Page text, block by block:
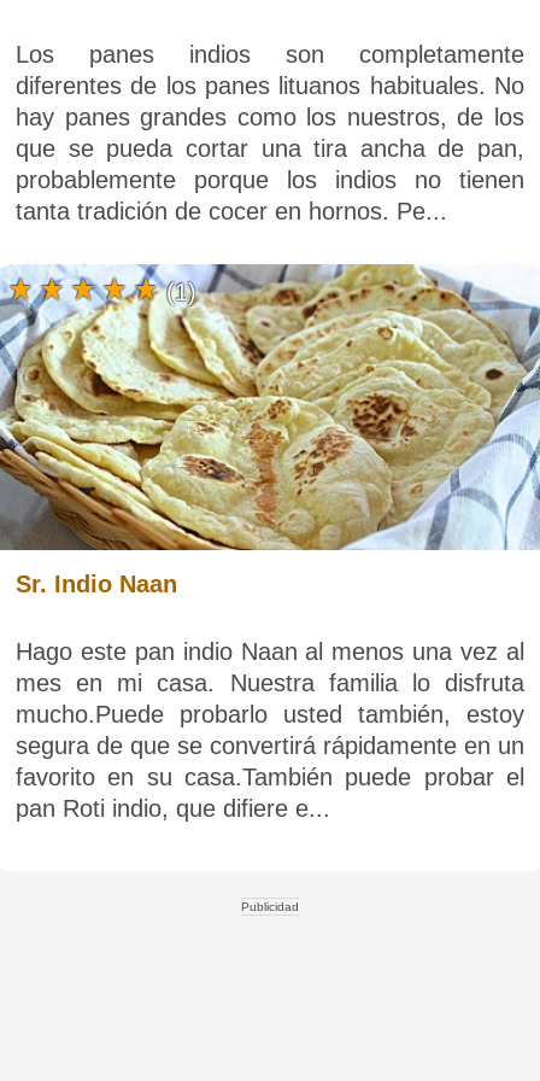
Los panes indios son completamente
diferentes de los panes lituanos habituales. No
hay panes grandes como los nuestros, de los
que se pueda cortar una tira ancha de pan,
probablemente porque los indios no tienen
tanta tradición de cocer en hornos. Pe...
Sr. Indio Naan
Hago este pan indio Naan al menos una vez al
mes en mi casa. Nuestra familia lo disfruta
mucho.Puede probarlo usted también, estoy
segura de que se convertirá rápidamente en un
favorito en su casa.También puede probar el
pan Roti indio, que difiere e...
(1)
Publicidad